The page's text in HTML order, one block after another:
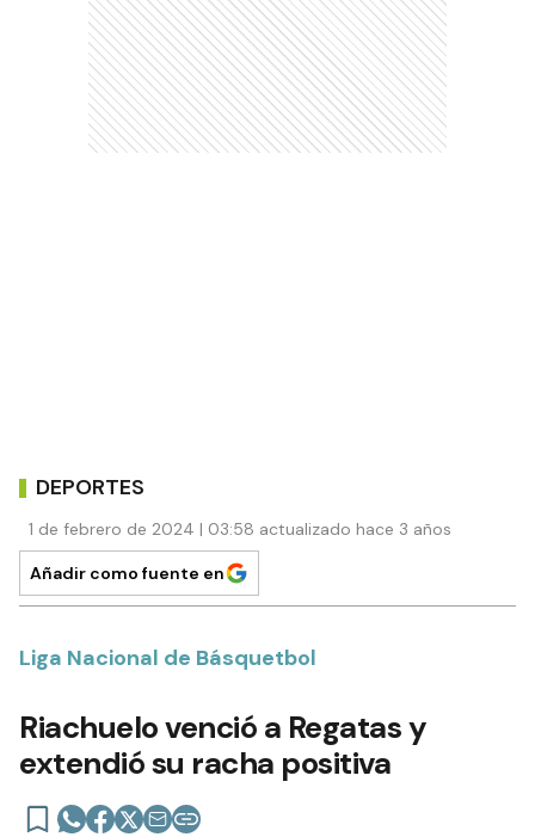
DEPORTES
1 de febrero de 2024 | 03:58 actualizado hace 3 años
Añadir como fuente en
Liga Nacional de Básquetbol
Riachuelo venció a Regatas y
extendió su racha positiva